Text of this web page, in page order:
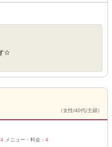
☆
（女性/40代/主婦）
4 メニュー・料金： 4